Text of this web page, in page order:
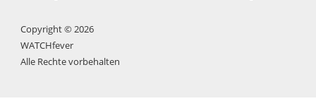
Copyright © 2026
WATCHfever
Alle Rechte vorbehalten